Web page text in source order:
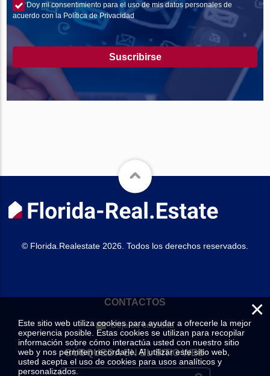
Doy mi consentimiento para el uso de mis datos personales de
acuerdo con la Política de Privacidad
Suscribirse
© Florida.Realestate 2026. Todos los derechos reservados.
CONTACTOS
Deje su consulta
BÚSQUEDA EN EL SITIO WEB
×
Este sitio web utiliza cookies para ayudar a ofrecerle la mejor
experiencia posible. Estas cookies se utilizan para recopilar
información sobre cómo interactúa usted con nuestro sitio
web y nos permiten recordarle. Al utilizar este sitio web,
usted acepta el uso de cookies para usos analíticos y
personalizados.